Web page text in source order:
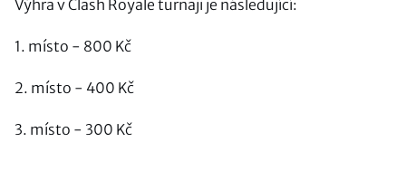
Výhra v Clash Royale turnaji je následující:
1. místo - 800 Kč
2. místo - 400 Kč
3. místo - 300 Kč